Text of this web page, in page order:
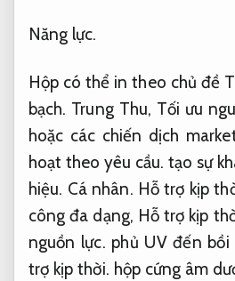
Năng lực.
Hộp có thể in theo chủ đề
bạch. Trung Thu, Tối ưu
hoặc các chiến dịch
hoạt theo yêu cầu. tạo sự
hiệu. Cá nhân. Hỗ trợ kịp
công đa dạng, Hỗ trợ kịp
nguồn lực. phủ UV đến
trợ kịp thời. hộp cứng âm